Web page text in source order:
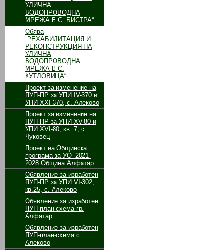
УЛИЧНА
ВОДОПРОВОДНА
МРЕЖА В С. БИСТРА“
Обява
„РЕХАБИЛИТАЦИЯ И
РЕКОНСТРУКЦИЯ НА
УЛИЧНА
ВОДОПРОВОДНА
МРЕЖА В С.
КУТЛОВИЦА“
Проект за изменение на
ПУП-ПР за УПИ ІV-370 и
УПИ-ХХІ-370, с. Алеково
Проект за изменение на
ПУП-ПР за УПИ ХV-80 и
УПИ ХVІ-80, кв. 7, с.
Чуковец
Проект на Общинска
програма за УО_2021-
2028 Община Алфатар
Обявление за изработен
ПУП-ПР за УПИ VІ-302,
кв.25, с. Алеково
Обявление за изработен
ПУП-план-схема гр.
Алфатар
Обявление за изработен
ПУП-план-схема с.
Алеково